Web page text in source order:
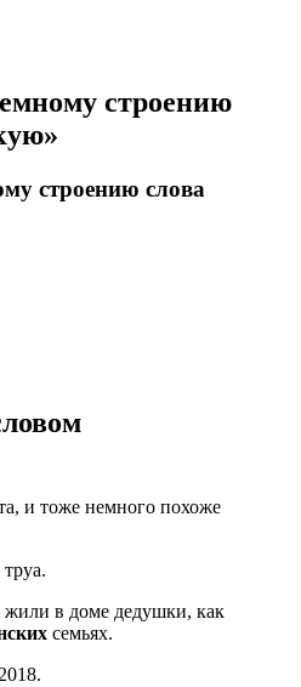
строению
строению слова
и тоже немного похоже
жили в доме дедушки, как
семьях.